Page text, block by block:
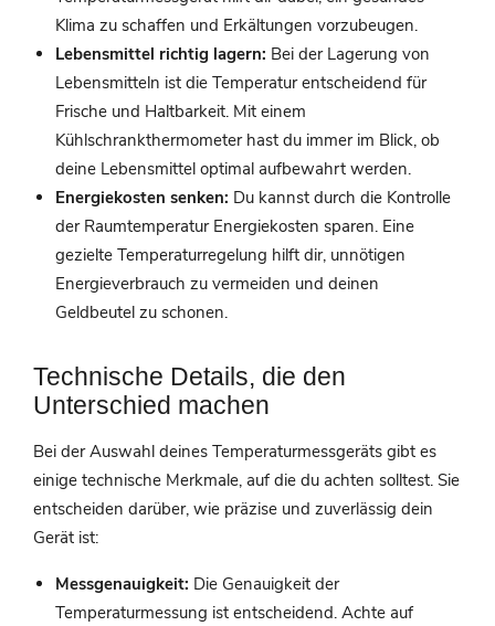
Klima zu schaffen und Erkältungen vorzubeugen.
Lebensmittel richtig lagern: Bei der Lagerung von
Lebensmitteln ist die Temperatur entscheidend für
Frische und Haltbarkeit. Mit einem
Kühlschrankthermometer hast du immer im Blick, ob
deine Lebensmittel optimal aufbewahrt werden.
Energiekosten senken: Du kannst durch die Kontrolle
der Raumtemperatur Energiekosten sparen. Eine
gezielte Temperaturregelung hilft dir, unnötigen
Energieverbrauch zu vermeiden und deinen
Geldbeutel zu schonen.
Technische Details, die den
Unterschied machen
Bei der Auswahl deines Temperaturmessgeräts gibt es
einige technische Merkmale, auf die du achten solltest. Sie
entscheiden darüber, wie präzise und zuverlässig dein
Gerät ist:
Messgenauigkeit: Die Genauigkeit der
Temperaturmessung ist entscheidend. Achte auf